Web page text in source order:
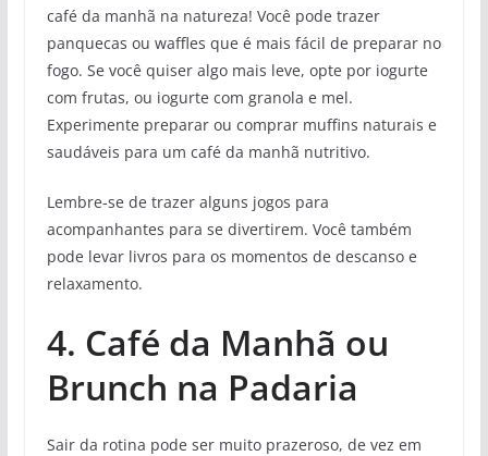
café da manhã na natureza! Você pode trazer
panquecas ou waffles que é mais fácil de preparar no
fogo. Se você quiser algo mais leve, opte por iogurte
com frutas, ou iogurte com granola e mel.
Experimente preparar ou comprar muffins naturais e
saudáveis para um café da manhã nutritivo.
Lembre-se de trazer alguns jogos para
acompanhantes para se divertirem. Você também
pode levar livros para os momentos de descanso e
relaxamento.
4. Café da Manhã ou
Brunch na Padaria
Sair da rotina pode ser muito prazeroso, de vez em